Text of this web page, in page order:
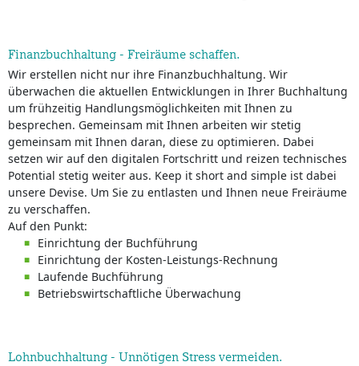
Finanzbuchhaltung - Freiräume schaffen.
Wir erstellen nicht nur ihre Finanzbuchhaltung. Wir
überwachen die aktuellen Entwicklungen in Ihrer Buchhaltung
um frühzeitig Handlungsmöglichkeiten mit Ihnen zu
besprechen. Gemeinsam mit Ihnen arbeiten wir stetig
gemeinsam mit Ihnen daran, diese zu optimieren. Dabei
setzen wir auf den digitalen Fortschritt und reizen technisches
Potential stetig weiter aus. Keep it short and simple ist dabei
unsere Devise. Um Sie zu entlasten und Ihnen neue Freiräume
zu verschaffen.
Auf den Punkt:
Einrichtung der Buchführung
Einrichtung der Kosten-Leistungs-Rechnung
Laufende Buchführung
Betriebswirtschaftliche Überwachung
Lohnbuchhaltung - Unnötigen Stress vermeiden.